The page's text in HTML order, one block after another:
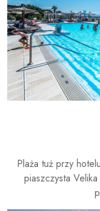
Plaża tuż przy
piaszczysta